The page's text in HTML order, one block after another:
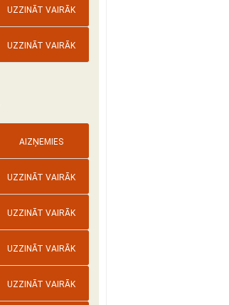
UZZINĀT VAIRĀK
UZZINĀT VAIRĀK
AIZŅEMIES
UZZINĀT VAIRĀK
UZZINĀT VAIRĀK
UZZINĀT VAIRĀK
UZZINĀT VAIRĀK